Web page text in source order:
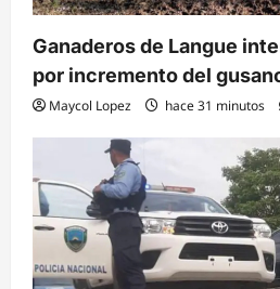
Ganaderos de Langue
por incremento del
Maycol Lopez hace 31 minutos